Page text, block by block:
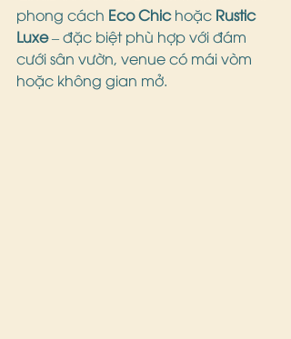
phong cách Eco Chic hoặc Rustic
Luxe – đặc biệt phù hợp với đám
cưới sân vườn, venue có mái vòm
hoặc không gian mở.